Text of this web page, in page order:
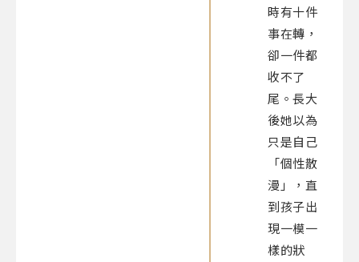
時有十件
事在轉，
卻一件都
收不了
尾。長大
後她以為
只是自己
「個性散
漫」，直
到孩子出
現一模一
樣的狀